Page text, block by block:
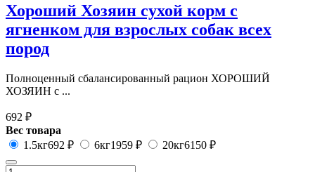
Хороший Хозяин сухой корм с
ягненком для взрослых собак всех
пород
Полноценный сбалансированный рацион ХОРОШИЙ
ХОЗЯИН с ...
692 ₽
Вес товара
1.5кг692 ₽ 6кг1959 ₽ 20кг6150 ₽